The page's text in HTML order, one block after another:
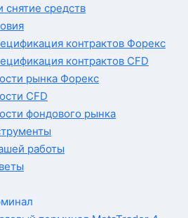
средств
контрактов Форекс
контрактов CFD
рынка Форекс
CFD
фондового рынка
работы